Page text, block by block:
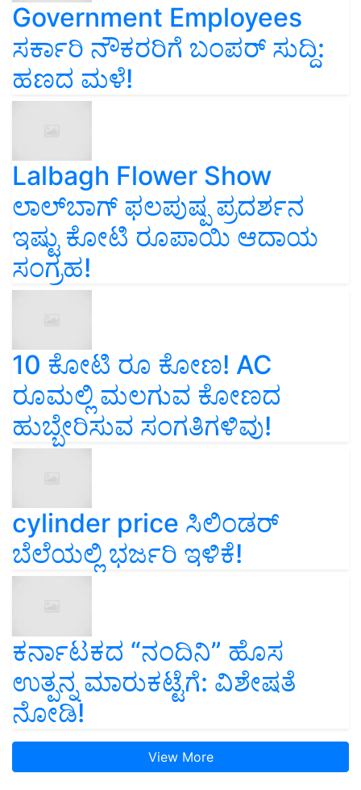
Government Employees
ಸರ್ಕಾರಿ ನೌಕರರಿಗೆ ಬಂಪರ್‌ ಸುದ್ದಿ:
ಹಣದ ಮಳೆ!
Lalbagh Flower Show
ಲಾಲ್‌ಬಾಗ್ ಫಲಪುಷ್ಪ ಪ್ರದರ್ಶನ
ಇಷ್ಟು ಕೋಟಿ ರೂಪಾಯಿ ಆದಾಯ
ಸಂಗ್ರಹ!
10 ಕೋಟಿ ರೂ ಕೋಣ! AC
ರೂಮಲ್ಲಿ ಮಲಗುವ ಕೋಣದ
ಹುಬ್ಬೇರಿಸುವ ಸಂಗತಿಗಳಿವು!
cylinder price ಸಿಲಿಂಡರ್‌
ಬೆಲೆಯಲ್ಲಿ ಭರ್ಜರಿ ಇಳಿಕೆ!
ಕರ್ನಾಟಕದ “ನಂದಿನಿ” ಹೊಸ
ಉತ್ಪನ್ನ ಮಾರುಕಟ್ಟೆಗೆ: ವಿಶೇಷತೆ
ನೋಡಿ!
View More